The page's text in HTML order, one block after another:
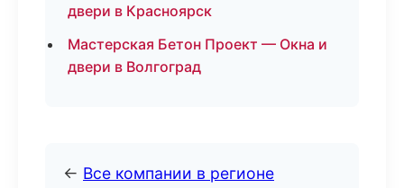
двери в Красноярск
Мастерская Бетон Проект — Окна и
двери в Волгоград
← Все компании в регионе